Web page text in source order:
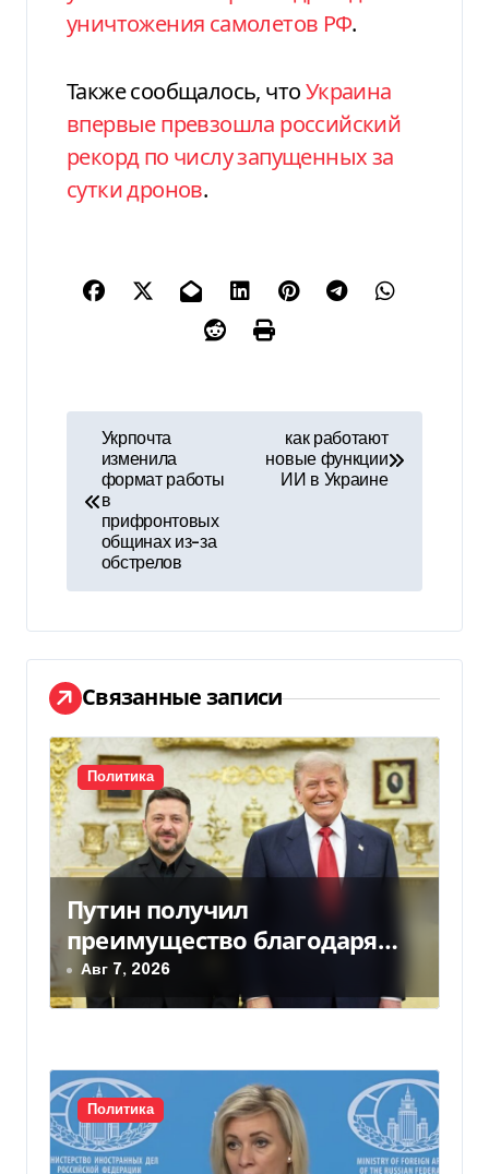
уничтожения самолетов РФ.
Также сообщалось, чтоУкраина
впервые превзошла российский
рекорд по числу запущенных за
сутки дронов.
а
ц
и
я
п
о
з
а
п
и
с
я
Укрпочта
изменила
формат работы
в
прифронтовых
общинах из-за
обстрелов
как работают
новые функции
ИИ в Украине
Связанные записи
Политика
Путин получил
преимущество благодаря
действиям США
Авг 7, 2026
Политика